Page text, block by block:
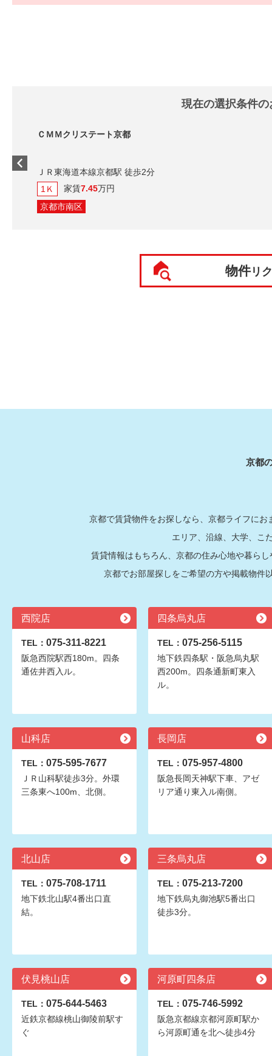
現在の選択条件
ＣＭＭクリステート京都
ＪＲ東海道本線京都駅 徒歩2分
1Ｋ
家賃7.45万円
京都市南区
物件リ
京都
京都で賃貸物件をお探しなら、京都ライフに
エリア、沿線、大学、こ
賃貸情報はもちろん、京都の住み心地や暮ら
京都でお部屋探しをご希望の方や掲載物件
西院店
TEL： 075-311-8221
阪急西院駅西180m。四条
通佐井西入ル。
四条烏丸店
TEL： 075-256-5115
地下鉄四条駅・阪急烏丸駅
西200m。四条通新町東入
ル。
山科店
TEL： 075-595-7677
ＪＲ山科駅徒歩3分。外環
三条東へ100m、北側。
長岡店
TEL： 075-957-4800
阪急長岡天神駅下車、アゼ
リア通り東入ル南側。
北山店
TEL： 075-708-1711
地下鉄北山駅4番出口直
結。
三条烏丸店
TEL： 075-213-7200
地下鉄烏丸御池駅5番出口
徒歩3分。
伏見桃山店
TEL： 075-644-5463
近鉄京都線桃山御陵前駅す
ぐ
河原町四条店
TEL： 075-746-5992
阪急京都線京都河原町駅か
ら河原町通を北へ徒歩4分